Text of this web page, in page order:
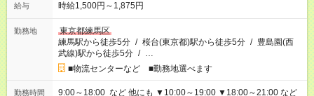
給与 時給1,500円～1,875円
勤務地
東京都練馬区
練馬駅から徒歩5分 / 桜台(東京都)駅から徒歩5分 / 豊島園(西
武線)駅から徒歩5分 / …
■物流センターなど ■勤務地選べます
勤務時間
9:00～18:00 など 他にも ▼10:00～19:00 ▼18:00～21:00 など